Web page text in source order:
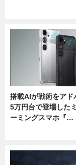
搭載AIが戦術をアド
5万円台で登場した
ーミングスマホ『…